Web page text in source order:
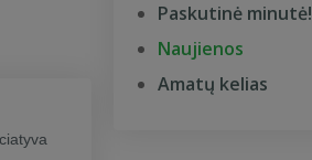
Paskutinė minutė!
Naujienos
Amatų kelias